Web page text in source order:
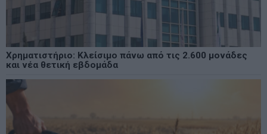
Χρηματιστήριο: Κλείσιμο πάνω από τις 2.600 μονάδες
και νέα θετική εβδομάδα